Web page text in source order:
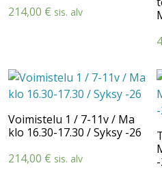
214,00 € sis. alv
Voimistelu 1 / 7-11v / Ma
klo 16.30-17.30 / Syksy -26
214,00 € sis. alv